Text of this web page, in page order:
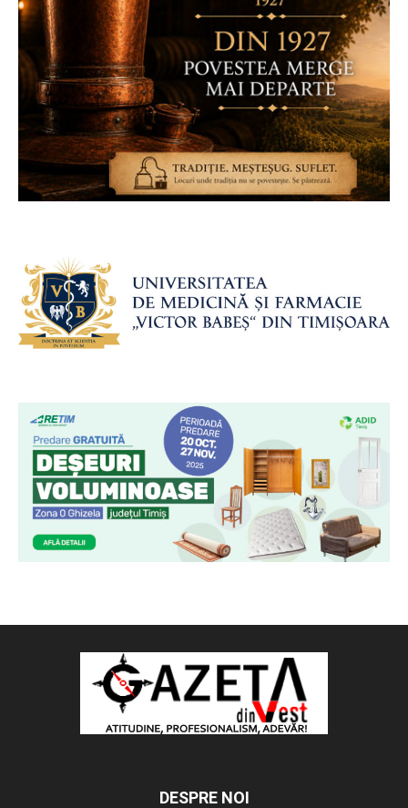
DESPRE NOI